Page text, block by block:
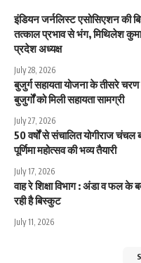
इंडियन जर्नलिस्ट एसोसिएशन की
तत्काल प्रभाव से भंग, मिथिलेश
प्रदेश अध्यक्ष
July 28, 2026
बुजुर्ग सहायता योजना के तीसरे
बुजुर्गों को मिली सहायता सामग्री
July 27, 2026
50 वर्षों से संचालित योगीराज
पूर्णिमा महोत्सव की भव्य तैयारी
July 17, 2026
वाह रे शिक्षा विभाग : अंडा व फल के
रही है बिस्कुट
July 11, 2026